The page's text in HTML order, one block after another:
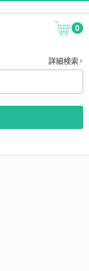
0
詳細検索